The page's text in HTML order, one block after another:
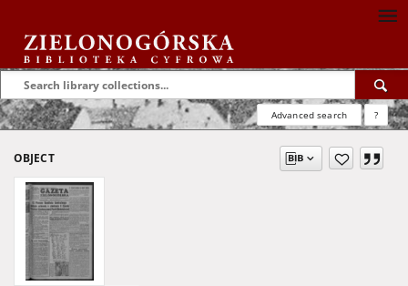
Advanced search ?
OBJECT